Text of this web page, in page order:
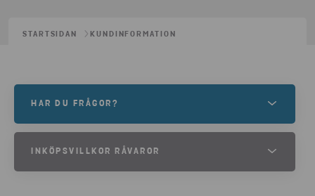
STARTSIDAN KUNDINFORMATION
HAR DU FRÅGOR?
INKÖPSVILLKOR RÅVAROR